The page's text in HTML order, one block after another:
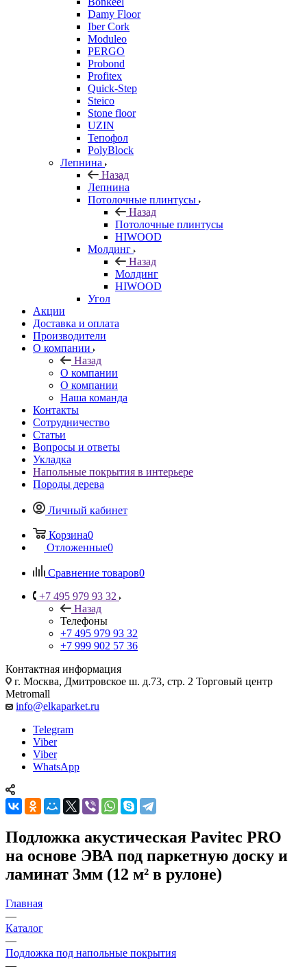
Damy Floor
Iber Cork
Moduleo
PERGO
Probond
Profitex
Quick-Step
Steico
Stone floor
UZIN
Тепофол
PolyBlock
Лепнина
Назад
Лепнина
Потолочные плинтусы
Назад
Потолочные плинтусы
HIWOOD
Молдинг
Назад
Молдинг
HIWOOD
Угол
Акции
Доставка и оплата
Производители
О компании
Назад
О компании
О компании
Наша команда
Контакты
Сотрудничество
Статьи
Вопросы и ответы
Укладка
Напольные покрытия в интерьере
Породы дерева
Личный кабинет
Корзина0
Отложенные0
Сравнение товаров0
+7 495 979 93 32
Назад
Телефоны
+7 495 979 93 32
+7 999 902 57 36
Контактная информация
г. Москва, Дмитровское ш. д.73, стр. 2 Торговый центр
Metromall
info@elkaparket.ru
Telegram
Viber
Viber
WhatsApp
Подложка акустическая Pavitec PRO
на основе ЭВА под паркетную доску и
ламинат 3мм (12 м² в рулоне)
Главная
—
Каталог
—
Подложка под напольные покрытия
—